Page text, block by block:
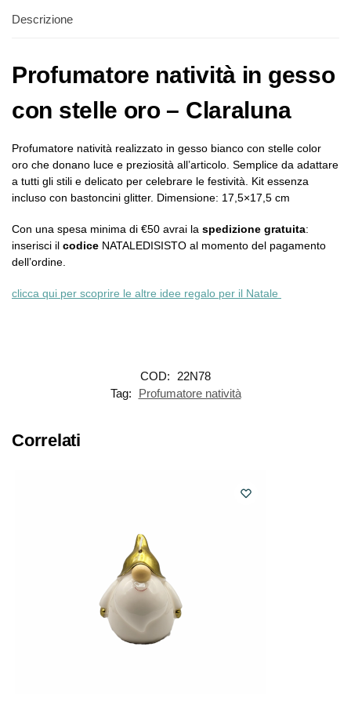
Descrizione
Profumatore natività in gesso
con stelle oro – Claraluna
Profumatore natività realizzato in gesso bianco con stelle color
oro che donano luce e preziosità all’articolo. Semplice da adattare
a tutti gli stili e delicato per celebrare le festività. Kit essenza
incluso con bastoncini glitter. Dimensione: 17,5×17,5 cm
Con una spesa minima di €50 avrai la spedizione gratuita:
inserisci il codice NATALEDISISTO al momento del pagamento
dell’ordine.
clicca qui per scoprire le altre idee regalo per il Natale
COD:
22N78
Tag:
Profumatore natività
Correlati